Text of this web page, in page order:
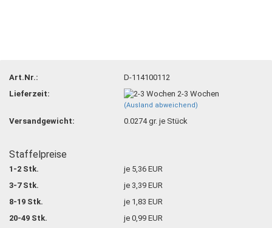
Art.Nr.:
D-114100112
Lieferzeit:
2-3 Wochen
(Ausland abweichend)
Versandgewicht: 0.0274gr. je Stück
Staffelpreise
1-2 Stk.
je 5,36 EUR
3-7 Stk.
je 3,39 EUR
8-19 Stk.
je 1,83 EUR
20-49 Stk.
je 0,99 EUR